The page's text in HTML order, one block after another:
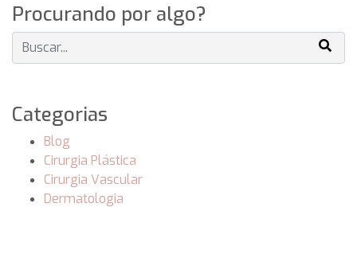
Procurando por algo?
Categorias
Blog
Cirurgia Plástica
Cirurgia Vascular
Dermatologia